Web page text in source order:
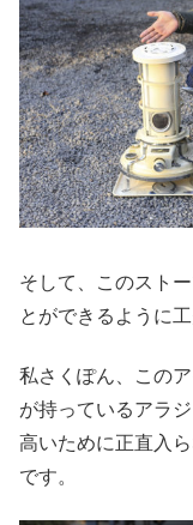
そして、このスト
とができるように
私さくぽん、この
が持っているアラ
高いために正直入
です。